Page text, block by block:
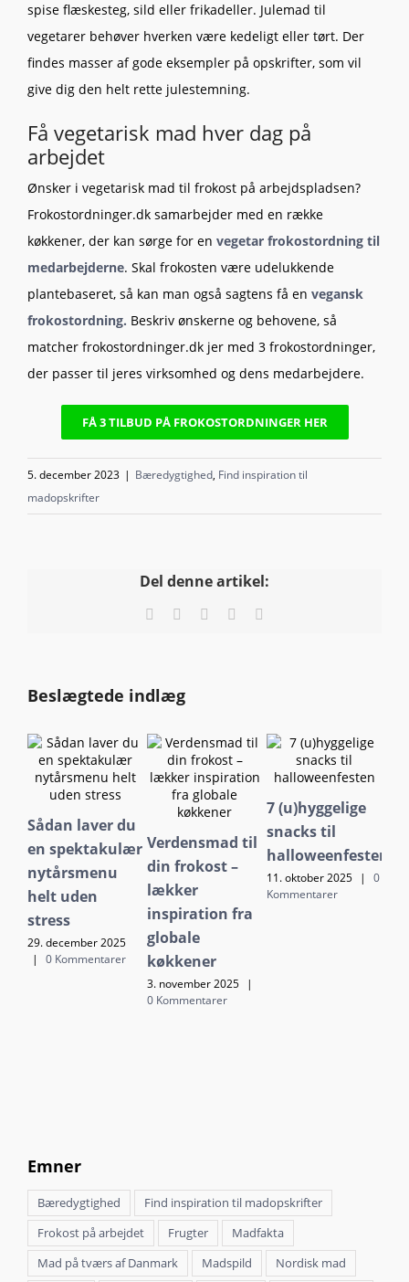
spise flæskesteg, sild eller frikadeller. Julemad til
vegetarer behøver hverken være kedeligt eller tørt. Der
findes masser af gode eksempler på opskrifter, som vil
give dig den helt rette julestemning.
Få vegetarisk mad hver dag på
arbejdet
Ønsker i vegetarisk mad til frokost på arbejdspladsen?
Frokostordninger.dk samarbejder med en række
køkkener, der kan sørge for en vegetar frokostordning til
medarbejderne. Skal frokosten være udelukkende
plantebaseret, så kan man også sagtens få en vegansk
frokostordning. Beskriv ønskerne og behovene, så
matcher frokostordninger.dk jer med 3 frokostordninger,
der passer til jeres virksomhed og dens medarbejdere.
FÅ 3 TILBUD PÅ FROKOSTORDNINGER HER
5. december 2023 | Bæredygtighed, Find inspiration til
madopskrifter
Del denne artikel:
Facebook LinkedInPinterest
Beslægtede indlæg
Sådan laver du
en spektakulær
nytårsmenu
helt uden
stress
29. december 2025
|
0 Kommentarer
Verdensmad til
din frokost –
lækker
inspiration fra
globale
køkkener
3. november 2025 |
0 Kommentarer
7 (u)hyggelige
snacks til
halloweenfesten
11. oktober 2025 |
0
Kommentarer
Emner
Bæredygtighed
Find inspiration til madopskrifter
Frokost på arbejdet
Frugter
Madfakta
Mad på tværs af Danmark
Madspild
Nordisk mad